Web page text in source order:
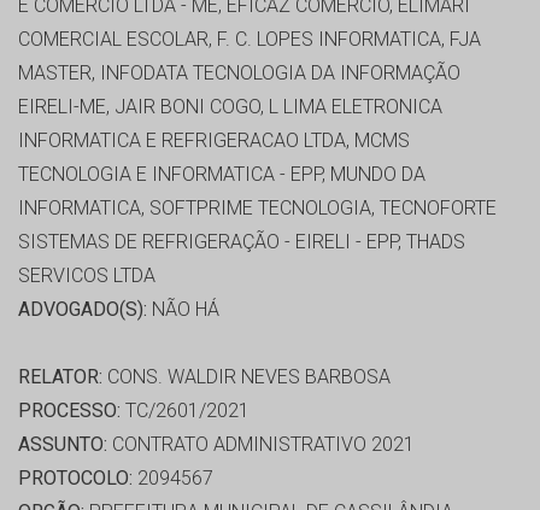
E COMERCIO LTDA - ME, EFICAZ COMERCIO, ELIMARI
COMERCIAL ESCOLAR, F. C. LOPES INFORMATICA, FJA
MASTER, INFODATA TECNOLOGIA DA INFORMAÇÃO
EIRELI-ME, JAIR BONI COGO, L LIMA ELETRONICA
INFORMATICA E REFRIGERACAO LTDA, MCMS
TECNOLOGIA E INFORMATICA - EPP, MUNDO DA
INFORMATICA, SOFTPRIME TECNOLOGIA, TECNOFORTE
SISTEMAS DE REFRIGERAÇÃO - EIRELI - EPP, THADS
SERVICOS LTDA
ADVOGADO(S): NÃO HÁ
RELATOR: CONS. WALDIR NEVES BARBOSA
PROCESSO: TC/2601/2021
ASSUNTO: CONTRATO ADMINISTRATIVO 2021
PROTOCOLO: 2094567